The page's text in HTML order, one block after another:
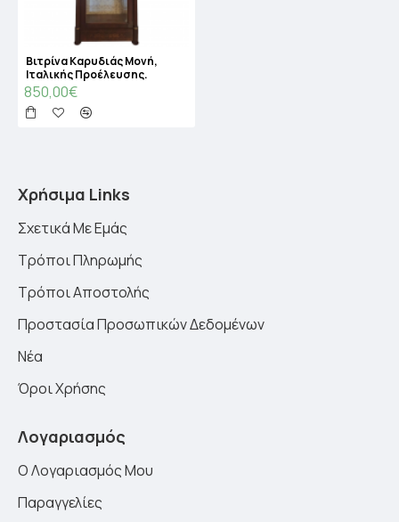
Βιτρίνα Καρυδιάς Μονή,
Ιταλικής Προέλευσης.
850,00€
Χρήσιμα Links
Σχετικά Με Εμάς
Τρόποι Πληρωμής
Τρόποι Αποστολής
Προστασία Προσωπικών Δεδομένων
Νέα
Όροι Χρήσης
Λογαριασμός
Ο Λογαριασμός Μου
Παραγγελίες